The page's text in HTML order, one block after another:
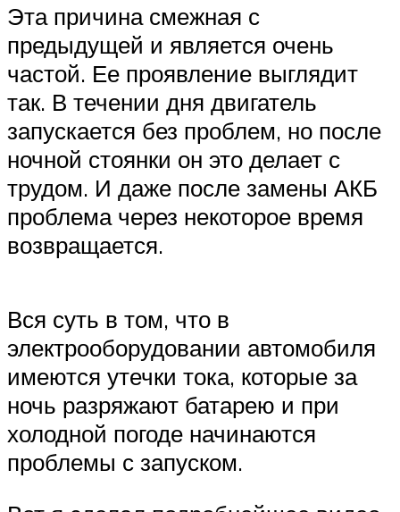
Эта причина смежная с
предыдущей и является очень
частой. Ее проявление выглядит
так. В течении дня двигатель
запускается без проблем, но после
ночной стоянки он это делает с
трудом. И даже после замены АКБ
проблема через некоторое время
возвращается.
Вся суть в том, что в
электрооборудовании автомобиля
имеются утечки тока, которые за
ночь разряжают батарею и при
холодной погоде начинаются
проблемы с запуском.